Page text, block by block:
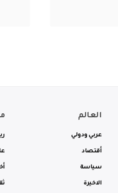
العالم
عربي ودولي
أقتصاد
سياسة
الاخيرة